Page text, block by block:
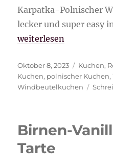
Karpatka-Polnischer
lecker und super easy
„Karpatka-Polnischer
weiterlesen
Veröffentlicht
am
Oktober 8, 2023 Kuchen,
Kuchen, polnischer Kuchen,
Windbeutelkuchen
Birnen-
Tarte